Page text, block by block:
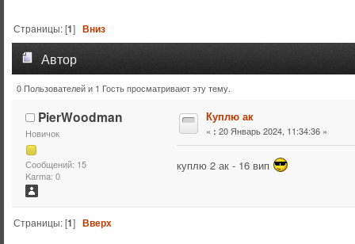
Страницы: [1]Вниз
Автор
Тема: Куплю ак (Прочитано 4539 раз)
0 Пользователей и 1 Гость просматривают эту тему.
PierWoodman
Новичок
Сообщений: 15
Karma: 0
Куплю ак
« : 20 Январь 2024, 11:34:36 »
куплю 2 ак - 16 вип
Страницы: [1]Вверх